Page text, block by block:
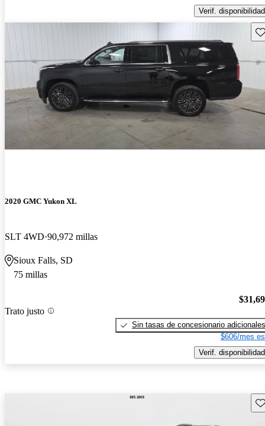
Verif. disponibilidad
2020 GMC Yukon XL
SLT 4WD 90,972 millas
Sioux Falls, SD
75 millas
Trato justo
Sin tasas de concesionario adicionales
$606/mes
Verif. disponibilidad